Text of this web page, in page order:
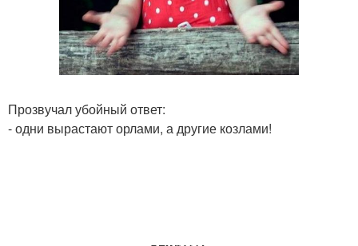
Прозвучал убойный ответ:
- одни вырастают орлами, а другие козлами!